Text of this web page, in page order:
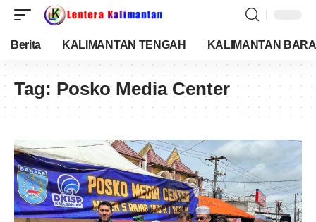
Berita KALIMANTAN TENGAH KALIMANTAN
Tag: Posko Media Center